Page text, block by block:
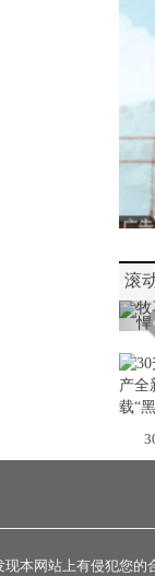
滚
本网站上有侵犯您